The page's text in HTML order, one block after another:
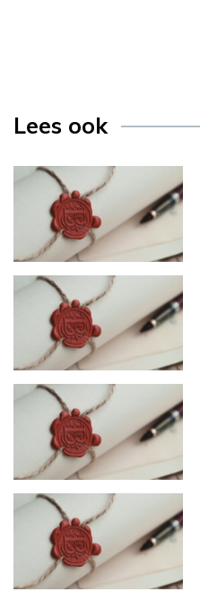
Lees ook